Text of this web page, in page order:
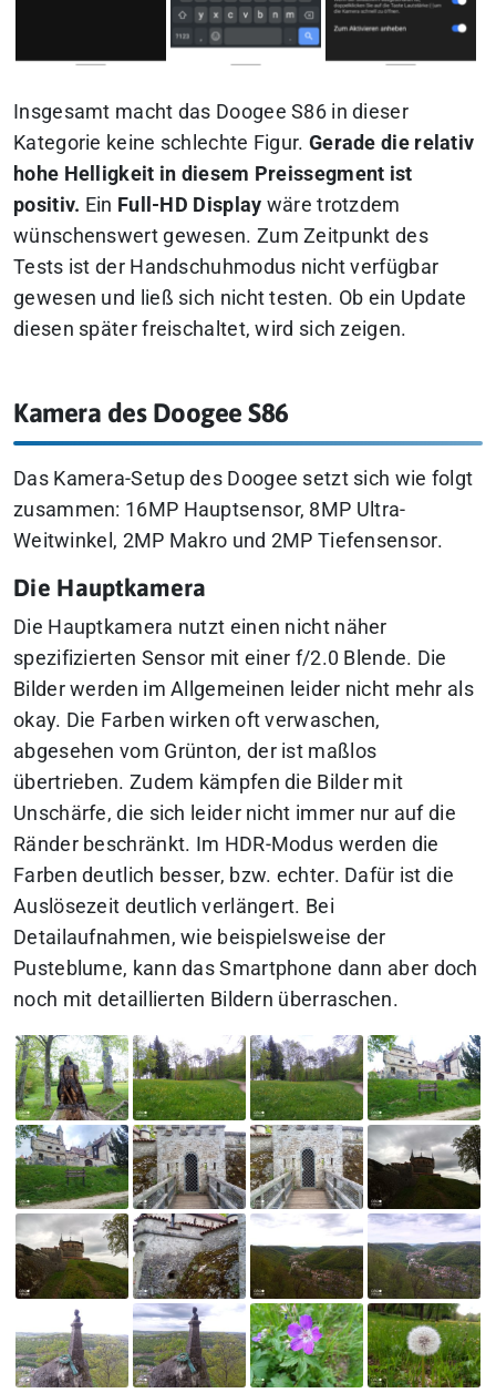
Insgesamt macht das Doogee S86 in dieser
Kategorie keine schlechte Figur. Gerade die relativ
hohe Helligkeit in diesem Preissegment ist
positiv. Ein Full-HD Display wäre trotzdem
wünschenswert gewesen. Zum Zeitpunkt des
Tests ist der Handschuhmodus nicht verfügbar
gewesen und ließ sich nicht testen. Ob ein Update
diesen später freischaltet, wird sich zeigen.
Kamera des Doogee S86
Das Kamera-Setup des Doogee setzt sich wie folgt
zusammen: 16MP Hauptsensor, 8MP Ultra-
Weitwinkel, 2MP Makro und 2MP Tiefensensor.
Die Hauptkamera
Die Hauptkamera nutzt einen nicht näher
spezifizierten Sensor mit einer f/2.0 Blende. Die
Bilder werden im Allgemeinen leider nicht mehr als
okay. Die Farben wirken oft verwaschen,
abgesehen vom Grünton, der ist maßlos
übertrieben. Zudem kämpfen die Bilder mit
Unschärfe, die sich leider nicht immer nur auf die
Ränder beschränkt. Im HDR-Modus werden die
Farben deutlich besser, bzw. echter. Dafür ist die
Auslösezeit deutlich verlängert. Bei
Detailaufnahmen, wie beispielsweise der
Pusteblume, kann das Smartphone dann aber doch
noch mit detaillierten Bildern überraschen.